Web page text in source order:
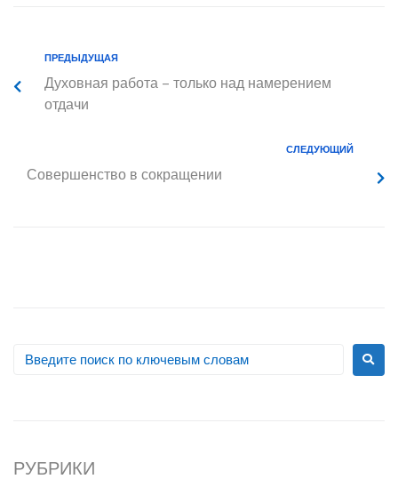
ПРЕДЫДУЩАЯ
Духовная работа – только над намерением
отдачи
СЛЕДУЮЩИЙ
Совершенство в сокращении
РУБРИКИ